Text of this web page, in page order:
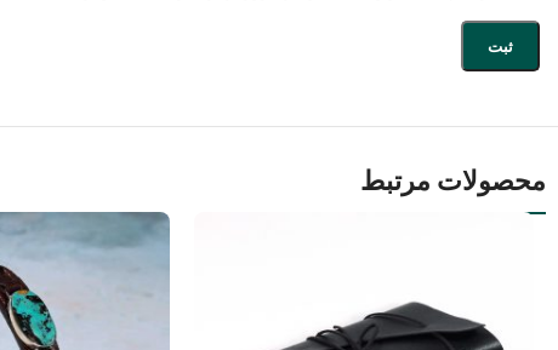
محصولات مرتبط